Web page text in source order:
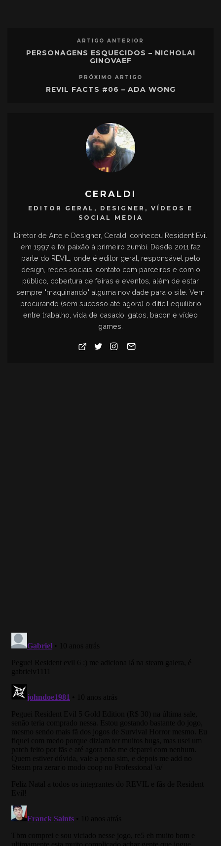
ARTIGO ANTERIOR
PERSONAGENS ESQUECIDOS – NICHOLAI
GINOVAEF
PRÓXIMO ARTIGO
REVIL FACTS #06 – ADA WONG
CERALDI
EDITOR GERAL, DESIGNER, VÍDEOS E
SOCIAL MEDIA
Diretor de Arte e Designer, Ceraldi conheceu Resident Evil
em 1997 e foi paixão à primeiro zumbi. Desde 2011 faz
parte do REVIL, onde é editor geral, responsável pelo
design, redes sociais, contato com parceiros e com o
público, cobertura de feiras e eventos, além de estar
sempre "maquinando" alguma novidade para o site. Vem
procurando (sem sucesso até agora) o difícil equilíbrio
entre trabalho, vida de casado, gatos, bacon e vídeo
games.